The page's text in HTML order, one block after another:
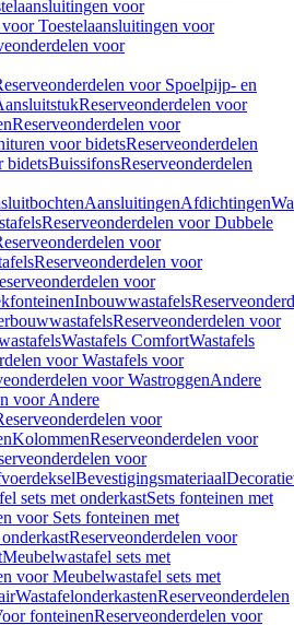
voor
Toestelaansluitingen voor
voor
voor Spoelpijp- en
Reserveonderdelen voor
Reserveonderdelen voor
voor bidetsReserveonderdelen
bidetsBuissifonsReserveonderdelen
AansluitingenAfdichtingen
Reserveonderdelen voor Dubbele
voor
Reserveonderdelen voor
voor
Inbouwwastafels
Reserveonderdelen voor
Wastafels ComfortWastafels
voor Wastafels voor
voor WastroggenAndere
voor Andere
voor
KolommenReserveonderdelen voor
voor
Bevestigingsmateriaal
sets met onderkastSets fonteinen met
voor Sets fonteinen met
Reserveonderdelen voor
Meubelwastafel sets met
voor Meubelwastafel sets met
WastafelonderkastenReserveonderdelen
fonteinenReserveonderdelen voor